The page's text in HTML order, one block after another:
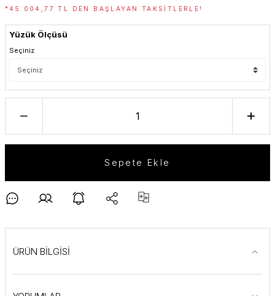
*45.004,77 TL DEN BAŞLAYAN TAKSITLERLE!
Yüzük Ölçüsü
Seçiniz
Sepete Ekle
ÜRÜN BİLGİSİ